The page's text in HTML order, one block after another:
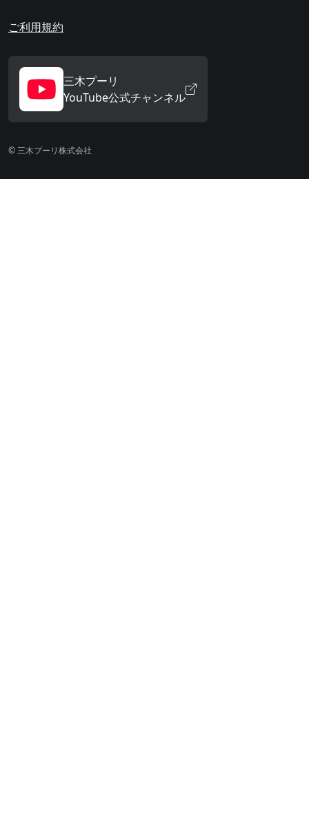
ご利用規約
三木プーリ
YouTube公式チャンネル
© 三木プーリ株式会社